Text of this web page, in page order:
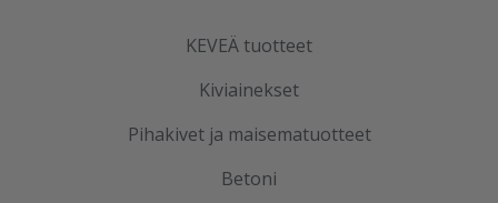
KEVEÄ tuotteet
Kiviainekset
Pihakivet ja maisematuotteet
Betoni